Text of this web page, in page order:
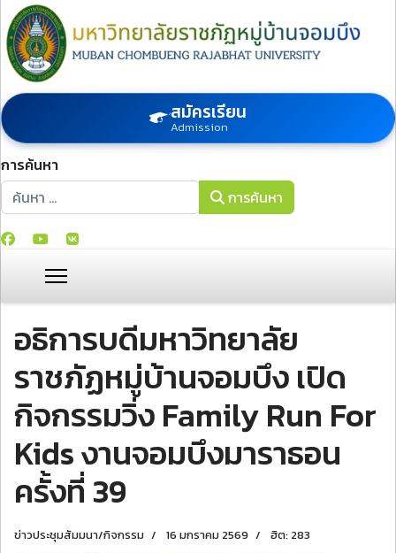
สมัครเรียน
Admission
การค้นหา
การค้นหา
การค้นหา
อธิการบดีมหาวิทยาลัย
ราชภัฏหมู่บ้านจอมบึง เปิด
กิจกรรมวิ่ง Family Run For
Kids งานจอมบึงมาราธอน
ครั้งที่ 39
ข่าวประชุมสัมมนา/กิจกรรม 16 มกราคม 2569 ฮิต: 283